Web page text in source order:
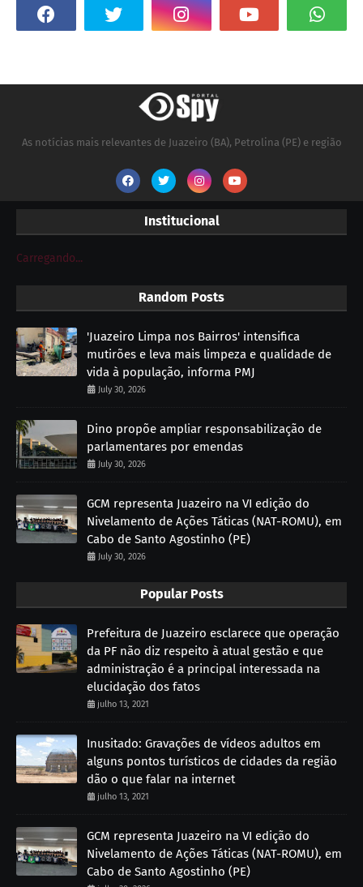
As notícias mais relevantes de Juazeiro (BA), Petrolina (PE) e região
Institucional
Carregando...
Random Posts
'Juazeiro Limpa nos Bairros' intensifica
mutirões e leva mais limpeza e qualidade de
vida à população, informa PMJ
July 30, 2026
Dino propõe ampliar responsabilização de
parlamentares por emendas
July 30, 2026
GCM representa Juazeiro na VI edição do
Nivelamento de Ações Táticas (NAT-ROMU), em
Cabo de Santo Agostinho (PE)
July 30, 2026
Popular Posts
Prefeitura de Juazeiro esclarece que operação
da PF não diz respeito à atual gestão e que
administração é a principal interessada na
elucidação dos fatos
julho 13, 2021
Inusitado: Gravações de vídeos adultos em
alguns pontos turísticos de cidades da região
dão o que falar na internet
julho 13, 2021
GCM representa Juazeiro na VI edição do
Nivelamento de Ações Táticas (NAT-ROMU), em
Cabo de Santo Agostinho (PE)